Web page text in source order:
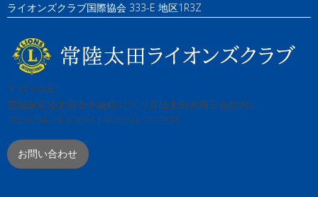
ライオンズクラブ国際協会 333-E 地区1R3Z
〒313-0061
茨城県常陸太田市中城町3210（常陸太田市商工会館内）
TEL:0294-73-0769 / FAX:0294-73-0831
お問い合わせ